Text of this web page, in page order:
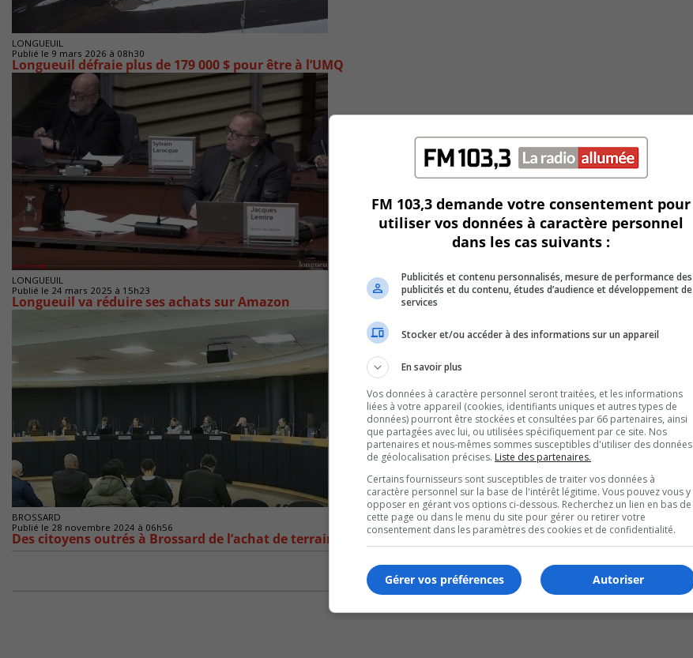
LONGUEUIL
Publié le 9 mars 2026 à 08h30
Longueuil défraie plus de 179 000 $ pour être à l’UMQ
LONGUEUIL
Publié le 24 mars 2025 à 15h23
Longueuil va réduire ses achats sur Amazon
BROSSARD
Publié le 28 novembre 2024 à 06h56
Des citoyens outrés à Brossard de l’achat de terrains au prix gonflé
FM 103,3 demande votre consentement pour
utiliser vos données à caractère personnel
dans les cas suivants :
Publicités et contenu personnalisés, mesure de performance des
publicités et du contenu, études d’audience et développement de
services
Stocker et/ou accéder à des informations sur un appareil
En savoir plus
Vos données à caractère personnel seront traitées, et les informations
liées à votre appareil (cookies, identifiants uniques et autres types de
données) pourront être stockées et consultées par 66 partenaires, ainsi
que partagées avec lui, ou utilisées spécifiquement par ce site. Nos
partenaires et nous-mêmes sommes susceptibles d'utiliser des données
de géolocalisation précises. Liste des partenaires.
Certains fournisseurs sont susceptibles de traiter vos données à
caractère personnel sur la base de l'intérêt légitime. Vous pouvez vous y
opposer en gérant vos options ci-dessous. Recherchez un lien en bas de
cette page ou dans le menu du site pour gérer ou retirer votre
consentement dans les paramètres des cookies et de confidentialité.
Autoriser
Gérer vos préférences